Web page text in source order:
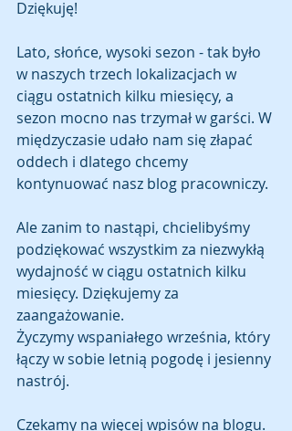
Dziękuję!
Lato, słońce, wysoki sezon - tak było
w naszych trzech lokalizacjach w
ciągu ostatnich kilku miesięcy, a
sezon mocno nas trzymał w garści. W
międzyczasie udało nam się złapać
oddech i dlatego chcemy
kontynuować nasz blog pracowniczy.
Ale zanim to nastąpi, chcielibyśmy
podziękować wszystkim za niezwykłą
wydajność w ciągu ostatnich kilku
miesięcy. Dziękujemy za
zaangażowanie.
Życzymy wspaniałego września, który
łączy w sobie letnią pogodę i jesienny
nastrój.
Czekamy na więcej wpisów na blogu.